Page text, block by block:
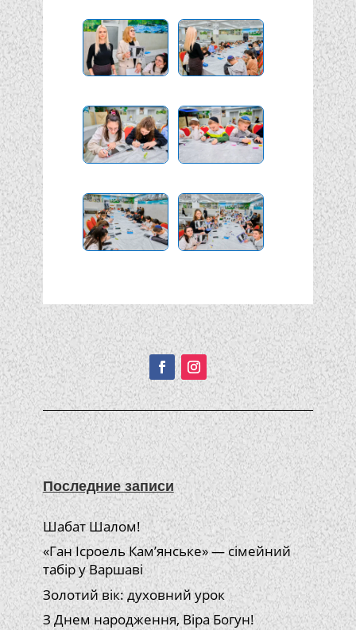
Подписывайтесь!
Последние записи
Шабат Шалом!
«Ган Ісроель Кам’янське» — сімейний
табір у Варшаві
Золотий вік: духовний урок
З Днем народження, Віра Богун!